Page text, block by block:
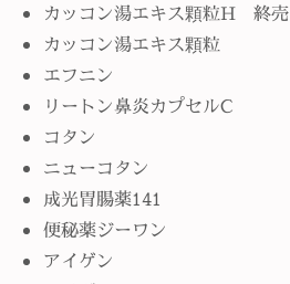
カッコン湯エキス顆粒H 終売
カッコン湯エキス顆粒
エフニン
リートン鼻炎カプセルC
コタン
ニューコタン
成光胃腸薬141
便秘薬ジーワン
アイゲン